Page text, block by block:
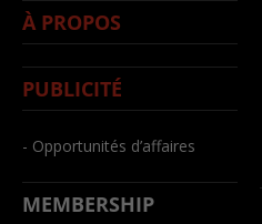
À PROPOS
PUBLICITÉ
- Opportunités d’affaires
MEMBERSHIP